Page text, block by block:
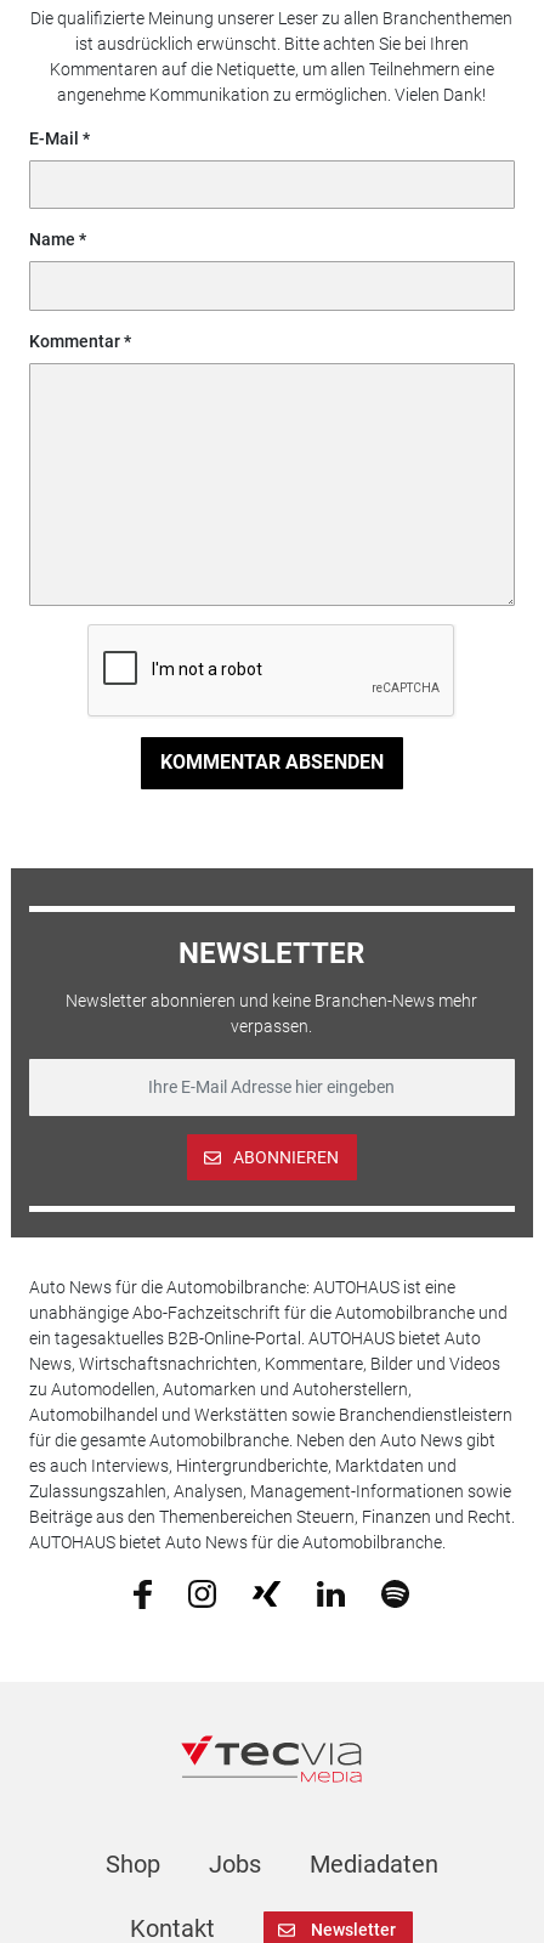
Die qualifizierte Meinung unserer Leser zu allen Branchenthemen
ist ausdrücklich erwünscht. Bitte achten Sie bei Ihren
Kommentaren auf die Netiquette, um allen Teilnehmern eine
angenehme Kommunikation zu ermöglichen. Vielen Dank!
E-Mail
Name
Kommentar
KOMMENTAR ABSENDEN
NEWSLETTER
Newsletter abonnieren und keine Branchen-News mehr
verpassen.
ABONNIEREN
Auto News für die Automobilbranche: AUTOHAUS ist eine
unabhängige Abo-Fachzeitschrift für die Automobilbranche und
ein tagesaktuelles B2B-Online-Portal. AUTOHAUS bietet Auto
News, Wirtschaftsnachrichten, Kommentare, Bilder und Videos
zu Automodellen, Automarken und Autoherstellern,
Automobilhandel und Werkstätten sowie Branchendienstleistern
für die gesamte Automobilbranche. Neben den Auto News gibt
es auch Interviews, Hintergrundberichte, Marktdaten und
Zulassungszahlen, Analysen, Management-Informationen sowie
Beiträge aus den Themenbereichen Steuern, Finanzen und Recht.
AUTOHAUS bietet Auto News für die Automobilbranche.
Shop Jobs Mediadaten
Kontakt Newsletter